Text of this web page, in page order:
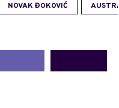
NOVAK ĐOKOVIĆ